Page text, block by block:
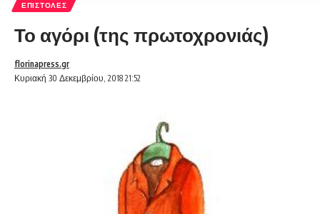
ΕΠΙΣΤΟΛΈΣ
Το αγόρι (της πρωτοχρονιάς)
Κυριακή 30 Δεκεμβρίου, 2018 21:52
florinapress.gr